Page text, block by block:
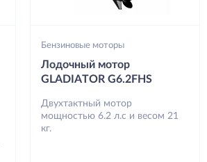
Бензиновые моторы
Лодочный мотор
GLADIATOR G6.2FHS
Двухтактный мотор
мощностью 6.2 л.с и весом 21
кг.